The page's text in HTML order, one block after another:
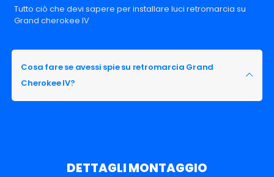
Tutto ciò che devi sapere per installare luci retromarcia su
Grand cherokee IV
Cosa fare se avessi spie su retromarcia Grand
Cherokee IV?
DETTAGLI MONTAGGIO